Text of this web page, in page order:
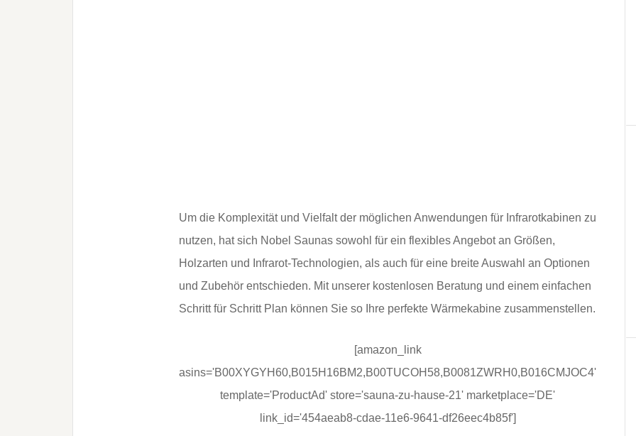
Um die Komplexität und Vielfalt der möglichen Anwendungen für Infrarotkabinen zu
nutzen, hat sich Nobel Saunas sowohl für ein flexibles Angebot an Größen,
Holzarten und Infrarot-Technologien, als auch für eine breite Auswahl an Optionen
und Zubehör entschieden. Mit unserer kostenlosen Beratung und einem einfachen
Schritt für Schritt Plan können Sie so Ihre perfekte Wärmekabine zusammenstellen.
[amazon_link
asins='B00XYGYH60,B015H16BM2,B00TUCOH58,B0081ZWRH0,B016CMJOC4'
template='ProductAd' store='sauna-zu-hause-21' marketplace='DE'
link_id='454aeab8-cdae-11e6-9641-df26eec4b85f']